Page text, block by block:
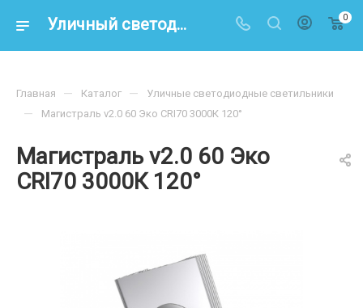
Уличный светодиодный светильник Магистраль V2.0-60 ЭКО 3000К 120° – купить по цене 6 600 р. в интернет-магазине energoresurs-spb.ru 0
Магистраль v2.0 60 Эко
CRI70 3000К 120°
Главная — Каталог — Уличные светодиодные светильники
— Магистраль v2.0 60 Эко CRI70 3000К 120°